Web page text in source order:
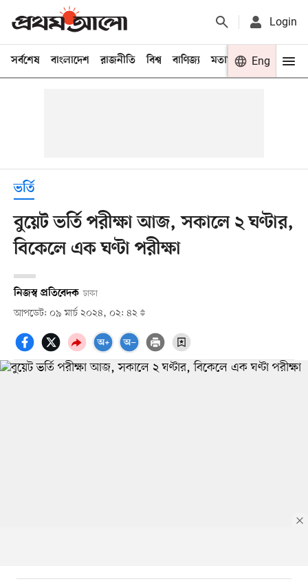
Login
সর্বশেষ বাংলাদেশ রাজনীতি বিশ্ব বাণিজ্য মতামত খেলা
Eng
ভর্তি
বুয়েট ভর্তি পরীক্ষা আজ, সকালে ২ ঘণ্টার,
বিকেলে এক ঘণ্টা পরীক্ষা
নিজস্ব প্রতিবেদক ঢাকা
আপডেট: ০৯ মার্চ ২০২৪, ০২: ৪২